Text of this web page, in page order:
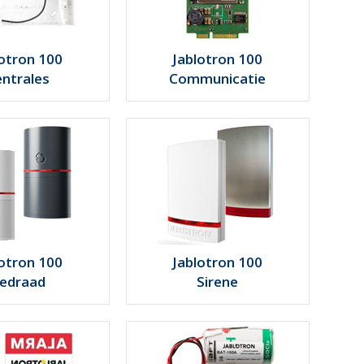
100
Jablotron 100
Communicatie
100
Jablotron 100
Sirene